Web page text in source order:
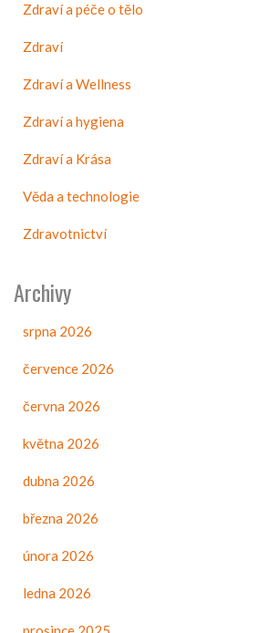
Zdraví a péče o tělo
Zdraví
Zdraví a Wellness
Zdraví a hygiena
Zdraví a Krása
Věda a technologie
Zdravotnictví
Archivy
srpna 2026
července 2026
června 2026
května 2026
dubna 2026
března 2026
února 2026
ledna 2026